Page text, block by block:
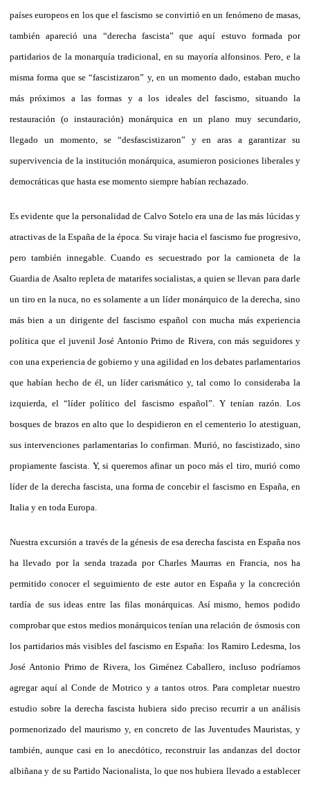
países europeos en los que el fascismo se convirtió en un fenómeno de masas,
también apareció una “derecha fascista” que aquí estuvo formada por
partidarios de la monarquía tradicional, en su mayoría alfonsinos. Pero, e la
misma forma que se “fascistizaron” y, en un momento dado, estaban mucho
más próximos a las formas y a los ideales del fascismo, situando la
restauración (o instauración) monárquica en un plano muy secundario,
llegado un momento, se “desfascistizaron” y en aras a garantizar su
supervivencia de la institución monárquica, asumieron posiciones liberales y
democráticas que hasta ese momento siempre habían rechazado.
Es evidente que la personalidad de Calvo Sotelo era una de las más lúcidas y
atractivas de la España de la época. Su viraje hacia el fascismo fue progresivo,
pero también innegable. Cuando es secuestrado por la camioneta de la
Guardia de Asalto repleta de matarifes socialistas, a quien se llevan para darle
un tiro en la nuca, no es solamente a un líder monárquico de la derecha, sino
más bien a un dirigente del fascismo español con mucha más experiencia
política que el juvenil José Antonio Primo de Rivera, con más seguidores y
con una experiencia de gobierno y una agilidad en los debates parlamentarios
que habían hecho de él, un líder carismático y, tal como lo consideraba la
izquierda, el “líder político del fascismo español”. Y tenían razón. Los
bosques de brazos en alto que lo despidieron en el cementerio lo atestiguan,
sus intervenciones parlamentarias lo confirman. Murió, no fascistizado, sino
propiamente fascista. Y, si queremos afinar un poco más el tiro, murió como
líder de la derecha fascista, una forma de concebir el fascismo en España, en
Italia y en toda Europa.
Nuestra excursión a través de la génesis de esa derecha fascista en España nos
ha llevado por la senda trazada por Charles Maurras en Francia, nos ha
permitido conocer el seguimiento de este autor en España y la concreción
tardía de sus ideas entre las filas monárquicas. Así mismo, hemos podido
comprobar que estos medios monárquicos tenían una relación de ósmosis con
los partidarios más visibles del fascismo en España: los Ramiro Ledesma, los
José Antonio Primo de Rivera, los Giménez Caballero, incluso podríamos
agregar aquí al Conde de Motrico y a tantos otros. Para completar nuestro
estudio sobre la derecha fascista hubiera sido preciso recurrir a un análisis
pormenorizado del maurismo y, en concreto de las Juventudes Mauristas, y
también, aunque casi en lo anecdótico, reconstruir las andanzas del doctor
albiñana y de su Partido Nacionalista, lo que nos hubiera llevado a establecer